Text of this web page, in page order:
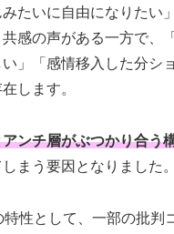
みたいに自由になりたい
感の声がある一方で、
」「感情移入した分シ
します。
ンチ層がぶつかり合う
まう要因となりました。
特性として、一部の批判